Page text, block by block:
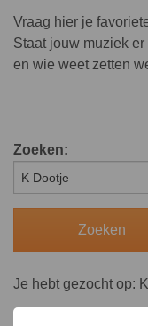
Vraag hier je
Staat jouw muziek
en wie weet zetten
Zoeken:
Je hebt gezocht op: